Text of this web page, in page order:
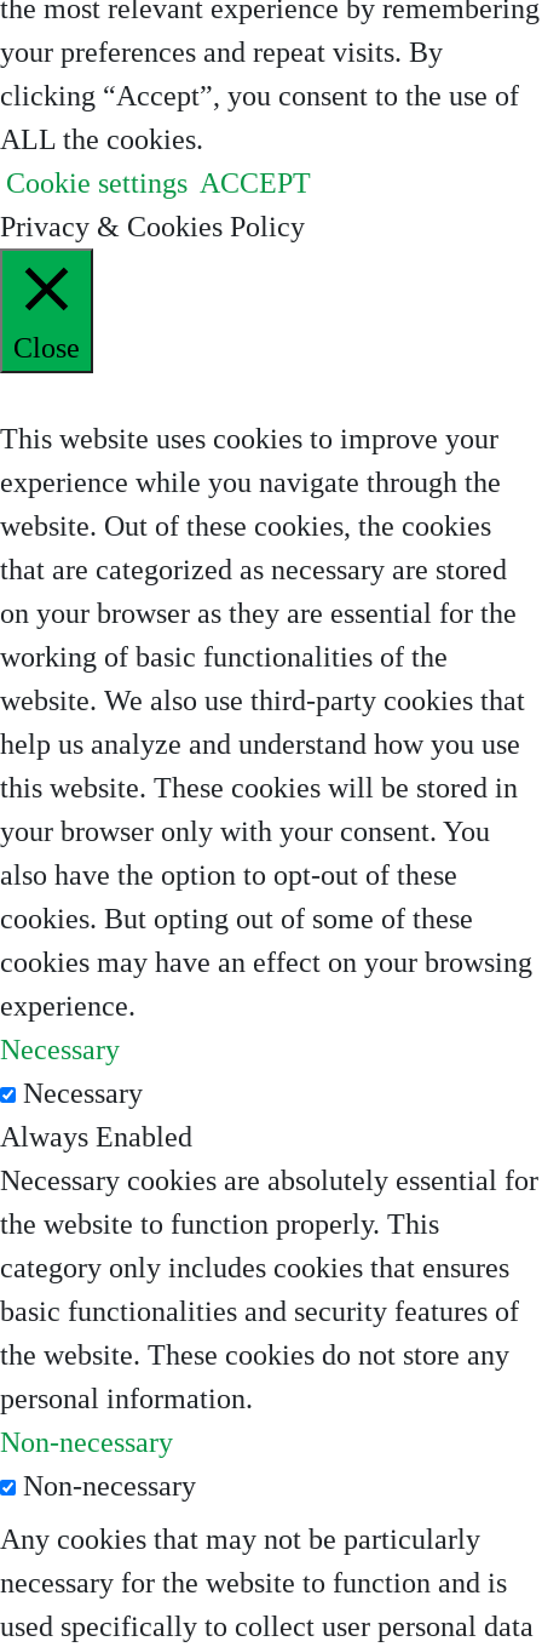
the most relevant experience by remembering
your preferences and repeat visits. By
clicking “Accept”, you consent to the use of
ALL the cookies.
Cookie settings ACCEPT
Privacy & Cookies Policy
Close
This website uses cookies to improve your
experience while you navigate through the
website. Out of these cookies, the cookies
that are categorized as necessary are stored
on your browser as they are essential for the
working of basic functionalities of the
website. We also use third-party cookies that
help us analyze and understand how you use
this website. These cookies will be stored in
your browser only with your consent. You
also have the option to opt-out of these
cookies. But opting out of some of these
cookies may have an effect on your browsing
experience.
Necessary
Necessary
Always Enabled
Necessary cookies are absolutely essential for
the website to function properly. This
category only includes cookies that ensures
basic functionalities and security features of
the website. These cookies do not store any
personal information.
Non-necessary
Non-necessary
Any cookies that may not be particularly
necessary for the website to function and is
used specifically to collect user personal data